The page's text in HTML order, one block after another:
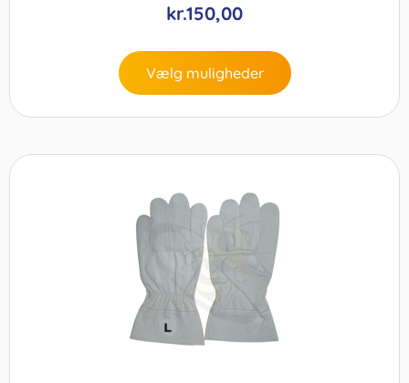
kr.150,00
Vælg muligheder